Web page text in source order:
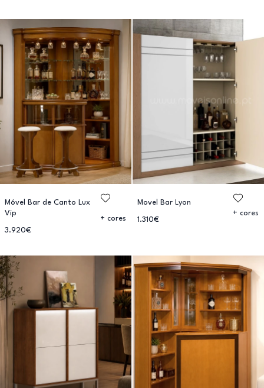
Móvel Bar de Canto Lux
Vip
3.920€
+ cores
Movel Bar Lyon
1.310€
+ cores